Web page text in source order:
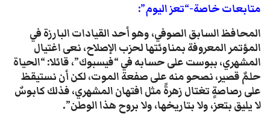
متابعات خاصة-“تعز اليوم”:
المحافظ السابق الصوفي، وهو أحد القيادات البارزة في
المؤتمر المعروفة بمناوئتها لحزب الإصلاح، نعى اغتيال
المشهري، ببوست على حسابه في “فيسبوك”، قائلا: “الحياة
حلمٌ قصير، نصحو منه على صفعة الموت، لكن أن نستيقظ
على رصاصةٍ تغتال زهرةً مثل افتهان المشهري، فذلك كابوسٌ
لا يليق بتعز، ولا بتاريخها، ولا بروح هذا الوطن”.